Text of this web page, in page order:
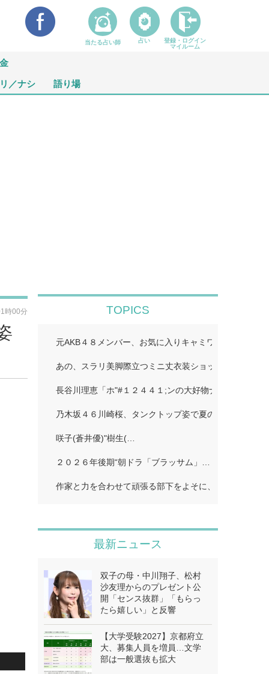
／ナシ 語り場
時00分 TOPICS
元AKB４８メンバー、お気に入りキャミワンピで美ス
あの、スラリ美脚際立つミニ丈衣装ショット公開「二
長谷川理恵「ホ"#１２４４１;ンの大好物ナホ"#１２４
乃木坂４６川崎桜、タンクトップ姿で夏のワンシーン
咲子(蒼井優)"樹生(…
２０２６年後期“朝ドラ「ブラッサム」…
作家と力を合わせて頑張る部下をよそに、上司は陰で
最新ニュース
双子の母・中川翔子、松村
沙友理からのプレゼント公
開「センス抜群」「もらっ
たら嬉しい」と反響
【大学受験2027】京都府立
大、募集人員を増員…文学
部は一般選抜も拡大
当たる占い師 占い
登録・ログイン
マイルーム